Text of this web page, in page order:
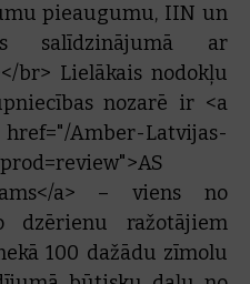
pieaugumu, IIN un
salīdzinājumā ar
br> Lielākais nodokļu
nozarē ir <a
Amber-Latvijas-
a> – viens no
dzērienu ražotājiem
100 dažādu zīmolu